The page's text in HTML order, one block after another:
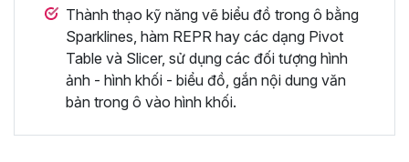
Thành thạo kỹ năng vẽ biểu đồ trong ô bằng
Sparklines, hàm REPR hay các dạng Pivot
Table và Slicer, sử dụng các đối tượng hình
ảnh - hình khối - biểu đồ, gắn nội dung văn
bản trong ô vào hình khối.